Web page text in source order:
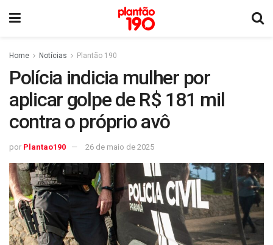
Home Notícias Plantão 190
Polícia indicia mulher por
aplicar golpe de R$ 181 mil
contra o próprio avô
por Plantao190 26 de maio de 2025